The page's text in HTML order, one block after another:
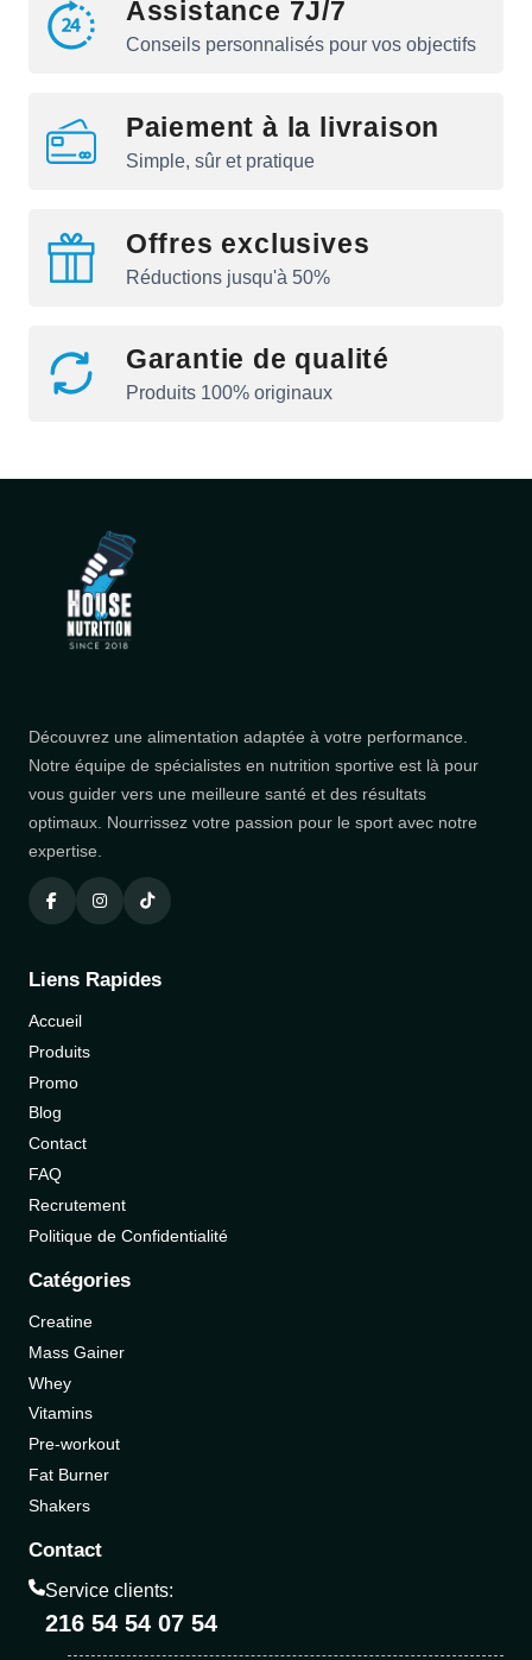
Assistance 7J/7
Conseils personnalisés pour vos objectifs
Paiement à la livraison
Simple, sûr et pratique
Offres exclusives
Réductions jusqu'à 50%
Garantie de qualité
Produits 100% originaux
Découvrez une alimentation adaptée à votre performance.
Notre équipe de spécialistes en nutrition sportive est là pour
vous guider vers une meilleure santé et des résultats
optimaux. Nourrissez votre passion pour le sport avec notre
expertise.
Liens Rapides
Accueil
Produits
Promo
Blog
Contact
FAQ
Recrutement
Politique de Confidentialité
Catégories
Creatine
Mass Gainer
Whey
Vitamins
Pre-workout
Fat Burner
Shakers
Contact
Service clients:
216 54 54 07 54